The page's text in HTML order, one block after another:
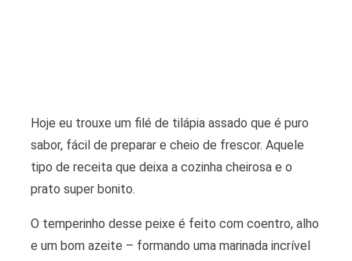
Hoje eu trouxe um filé de tilápia assado que é puro
sabor, fácil de preparar e cheio de frescor. Aquele
tipo de receita que deixa a cozinha cheirosa e o
prato super bonito.
O temperinho desse peixe é feito com coentro, alho
e um bom azeite – formando uma marinada incrível